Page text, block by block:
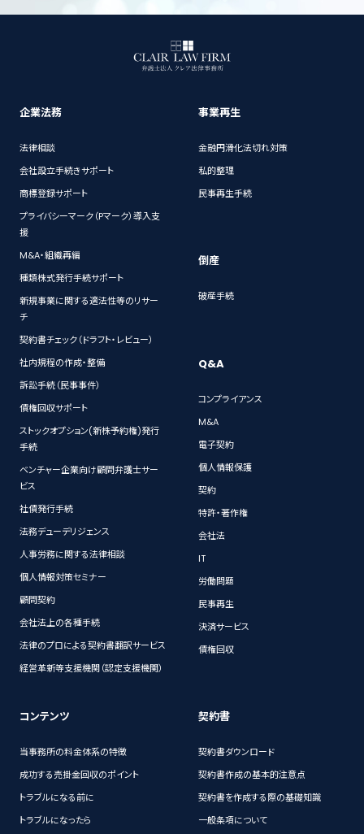
企業法務
法律相談
会社設立手続きサポート
商標登録サポート
プライバシーマーク（Pマーク）導入支
援
M&A・組織再編
種類株式発行手続サポート
新規事業に関する適法性等のリサー
チ
契約書チェック（ドラフト・レビュー）
社内規程の作成・整備
訴訟手続（民事事件）
債権回収サポート
ストックオプション(新株予約権)発行
手続
ベンチャー企業向け顧問弁護士サー
ビス
社債発行手続
法務デューデリジェンス
人事労務に関する法律相談
個人情報対策セミナー
顧問契約
会社法上の各種手続
法律のプロによる契約書翻訳サービス
経営革新等支援機関（認定支援機関）
事業再生
金融円滑化法切れ対策
私的整理
民事再生手続
倒産
破産手続
Q&A
コンプライアンス
M&A
電子契約
個人情報保護
契約
特許・著作権
会社法
IT
労働問題
民事再生
決済サービス
債権回収
コンテンツ
当事務所の料金体系の特徴
成功する売掛金回収のポイント
トラブルになる前に
トラブルになったら
契約書
契約書ダウンロード
契約書作成の基本的注意点
契約書を作成する際の基礎知識
一般条項について